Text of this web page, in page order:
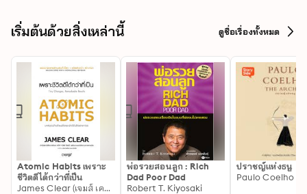
เริ่มต้นด้วยสิ่งเหล่านี้ ดูชื่อเรื่องทั้งหมด
Atomic Habits เพราะ
ชีวิตดีได้กว่าที่เป็น
James Clear (เจมส์ เคลียร์)
พ่อรวยสอนลูก : Rich
Dad Poor Dad
Robert T. Kiyosaki
ปราชญ์แห่งธนู
Paulo Coelho